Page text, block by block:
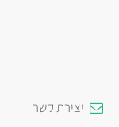
יצירת קשר